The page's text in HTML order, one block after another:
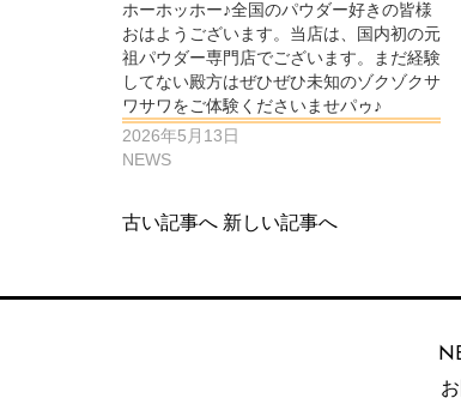
ホーホッホー♪全国のパウダー好きの皆様
おはようございます。当店は、国内初の元
祖パウダー専門店でございます。まだ経験
してない殿方はぜひぜひ未知のゾクゾクサ
ワサワをご体験くださいませパゥ♪
2026年5月13日
NEWS
古い記事へ 新しい記事へ